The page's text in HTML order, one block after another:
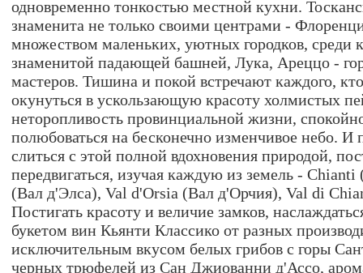
одновременно тонкостью местной кухни.
знаменита не только своими центрами -
множеством маленьких, уютных городков, среди
знаменитой падающей башней, Лука, Ареццо -
мастеров. Тишина и покой встречают каждого,
окунуться в ускользающую красоту холмистых
неторопливость провинциальной жизни,
полюбоваться на бесконечно изменчивое небо. И
слиться с этой полной вдохновения природой,
передвигаться, изучая каждую из земель -
(Вал д'Элса), Val d'Orsia (Вал д'Орчия), Val di
Постигать красоту и величие замков,
букетом вин Кьянти Классико от разных
исключительным вкусом белых грибов с горы
черных трюфелей из Сан Джиованни д'Ассо,